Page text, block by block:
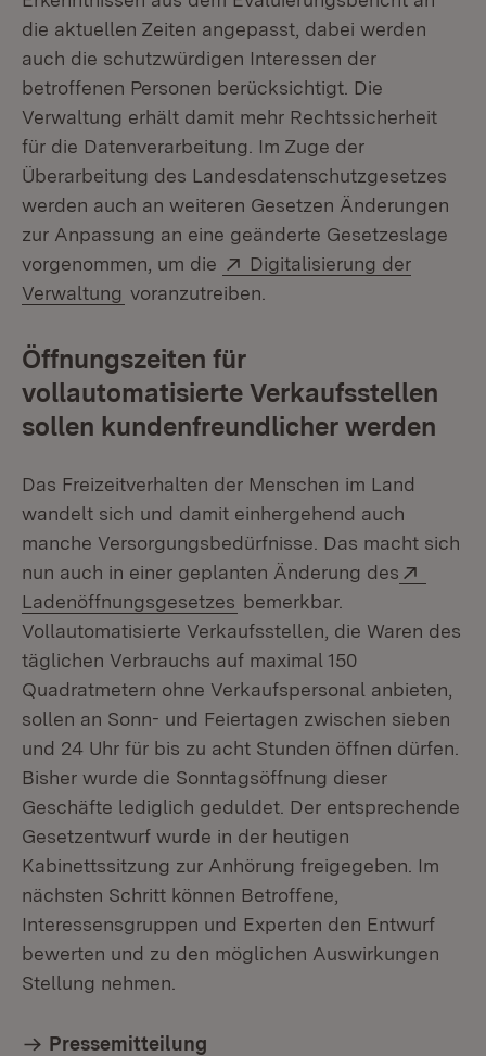
die aktuellen Zeiten angepasst, dabei werden
auch die schutzwürdigen Interessen der
betroffenen Personen berücksichtigt. Die
Verwaltung erhält damit mehr Rechtssicherheit
für die Datenverarbeitung. Im Zuge der
Überarbeitung des Landesdatenschutzgesetzes
werden auch an weiteren Gesetzen Änderungen
zur Anpassung an eine geänderte Gesetzeslage
vorgenommen, um die
Extern:
Digitalisierung der
Verwaltung (Öffnet in neuem Fenster)
voranzutreiben.
Öffnungszeiten für
vollautomatisierte Verkaufsstellen
sollen kundenfreundlicher werden
Das Freizeitverhalten der Menschen im Land
wandelt sich und damit einhergehend auch
manche Versorgungsbedürfnisse. Das macht sich
nun auch in einer geplanten Änderung des
Ladenöffnungsgesetzes (Öffnet in neuem Fenster)
bemerkbar.
Vollautomatisierte Verkaufsstellen, die Waren des
täglichen Verbrauchs auf maximal 150
Quadratmetern ohne Verkaufspersonal anbieten,
sollen an Sonn- und Feiertagen zwischen sieben
und 24 Uhr für bis zu acht Stunden öffnen dürfen.
Bisher wurde die Sonntagsöffnung dieser
Geschäfte lediglich geduldet. Der entsprechende
Gesetzentwurf wurde in der heutigen
Kabinettssitzung zur Anhörung freigegeben. Im
nächsten Schritt können Betroffene,
Interessensgruppen und Experten den Entwurf
bewerten und zu den möglichen Auswirkungen
Stellung nehmen.
Pressemitteilung